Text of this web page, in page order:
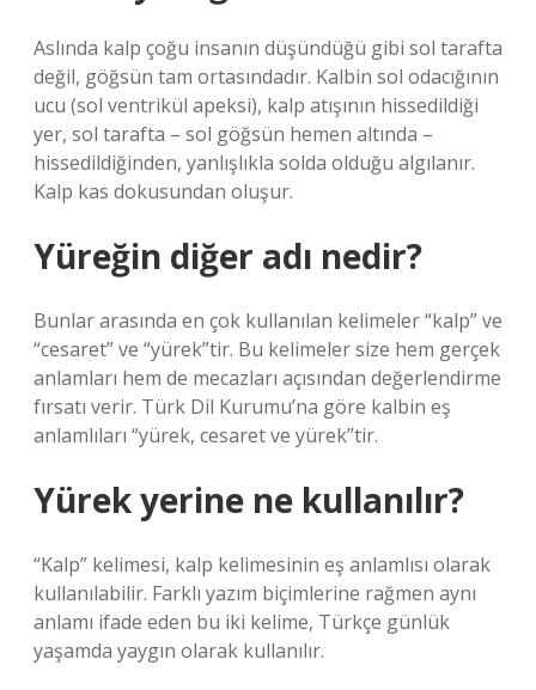
Aslında kalp çoğu insanın düşündüğü gibi sol tarafta
değil, göğsün tam ortasındadır. Kalbin sol odacığının
ucu (sol ventrikül apeksi), kalp atışının hissedildiği
yer, sol tarafta – sol göğsün hemen altında –
hissedildiğinden, yanlışlıkla solda olduğu algılanır.
Kalp kas dokusundan oluşur.
Yüreğin diğer adı nedir?
Bunlar arasında en çok kullanılan kelimeler “kalp” ve
“cesaret” ve “yürek”tir. Bu kelimeler size hem gerçek
anlamları hem de mecazları açısından değerlendirme
fırsatı verir. Türk Dil Kurumu’na göre kalbin eş
anlamlıları “yürek, cesaret ve yürek”tir.
Yürek yerine ne kullanılır?
“Kalp” kelimesi, kalp kelimesinin eş anlamlısı olarak
kullanılabilir. Farklı yazım biçimlerine rağmen aynı
anlamı ifade eden bu iki kelime, Türkçe günlük
yaşamda yaygın olarak kullanılır.